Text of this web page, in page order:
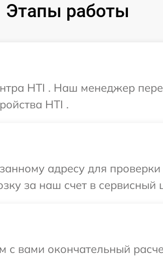
Этапы работы
HTI . Наш менеджер
HTI .
адресу для
за наш счет в сервисный
с вами окончательный